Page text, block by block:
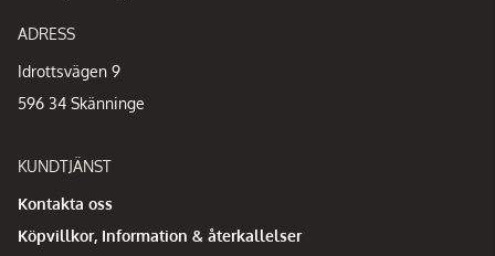
ADRESS
Idrottsvägen 9
596 34 Skänninge
KUNDTJÄNST
Kontakta oss
Köpvillkor, Information & återkallelser